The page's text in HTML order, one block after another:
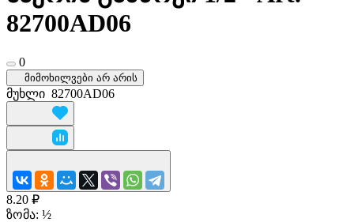
82700AD06
0
მიმოხილვები არ არის
მუხლი 82700AD06
8.20 ₽
ზომა: ½